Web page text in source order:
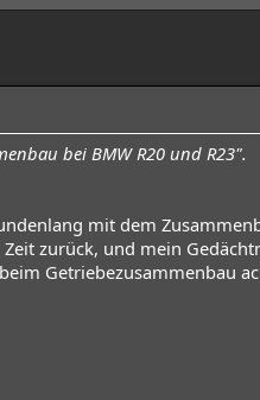
bei BMW R20 und R23".
mit dem
zurück, und mein
Getriebezusammenbau